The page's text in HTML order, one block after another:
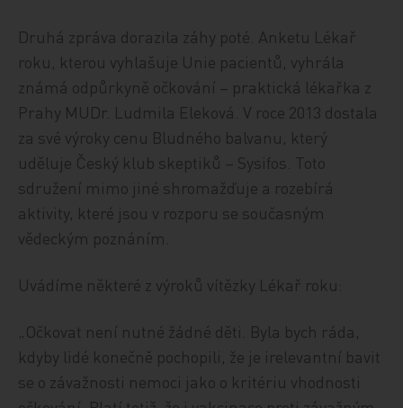
Druhá zpráva dorazila záhy poté. Anketu Lékař
roku, kterou vyhlašuje Unie pacientů, vyhrála
známá odpůrkyně očkování – praktická lékařka z
Prahy MUDr. Ludmila Eleková. V roce 2013 dostala
za své výroky cenu Bludného balvanu, který
uděluje Český klub skeptiků – Sysifos. Toto
sdružení mimo jiné shromažďuje a rozebírá
aktivity, které jsou v rozporu se současným
vědeckým poznáním.
Uvádíme některé z výroků vítězky Lékař roku:
„Očkovat není nutné žádné děti. Byla bych ráda,
kdyby lidé konečně pochopili, že je irelevantní bavit
se o závažnosti nemoci jako o kritériu vhodnosti